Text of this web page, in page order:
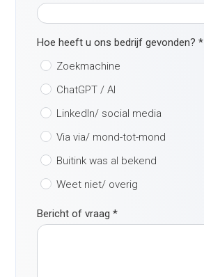
Hoe heeft u ons bedrijf gevonden?*
Zoekmachine
ChatGPT / AI
LinkedIn/ social media
Via via/ mond-tot-mond
Buitink was al bekend
Weet niet/ overig
Bericht of vraag*